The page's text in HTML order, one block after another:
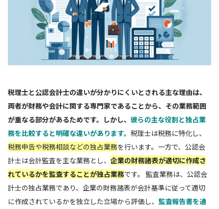
税理士と公認会計士の違いが分かりにくいとされる主な理由は、
両者が財務や会計に関する専門家であることから、その業務範囲
が重なる部分があるためです。しかし、 彼らの主な役割と独占業
務を比較すると明確な違いがあります。 税理士は税務に特化し、
税務申告や税務相談などの独占業務を行います。一方で、公認会
計士は会計監査を主な業務とし、 企業の財務諸表が適切に作成さ
れているかを監査することが独占業務です。 監査業務は、公認会
計士の独占業務であり、企業の財務諸表が会計基準に従って適切
に作成されているかを独立した立場から評価し、 監査報告書を通